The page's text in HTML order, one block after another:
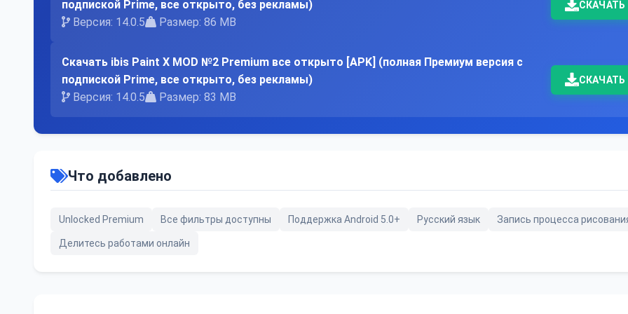
подпиской Prime, все открыто, без рекламы)
Версия: 14.0.5
Размер: 86 MB
СКАЧАТЬ
Скачать ibis Paint X MOD №2 Premium все открыто [APK] (полная Премиум версия с
подпиской Prime, все открыто, без рекламы)
Версия: 14.0.5
Размер: 83 MB
СКАЧАТЬ
Что добавлено
Unlocked Premium Все фильтры доступны Поддержка Android 5.0+ Русский язык Запись процесса
Делитесь работами онлайн